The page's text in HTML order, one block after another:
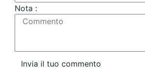
Nota :
Commento
Invia il tuo commento